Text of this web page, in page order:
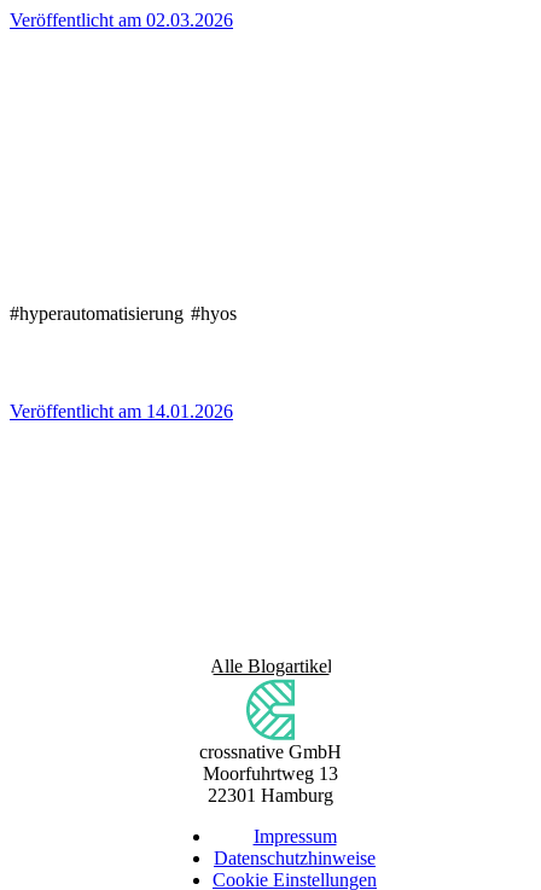
Veröffentlicht am 02.03.2026
#hyperautomatisierung #hyos
Veröffentlicht am 14.01.2026
Alle Blogartikel
crossnative GmbH
Moorfuhrtweg 13
22301 Hamburg
Impressum
Datenschutzhinweise
Cookie Einstellungen